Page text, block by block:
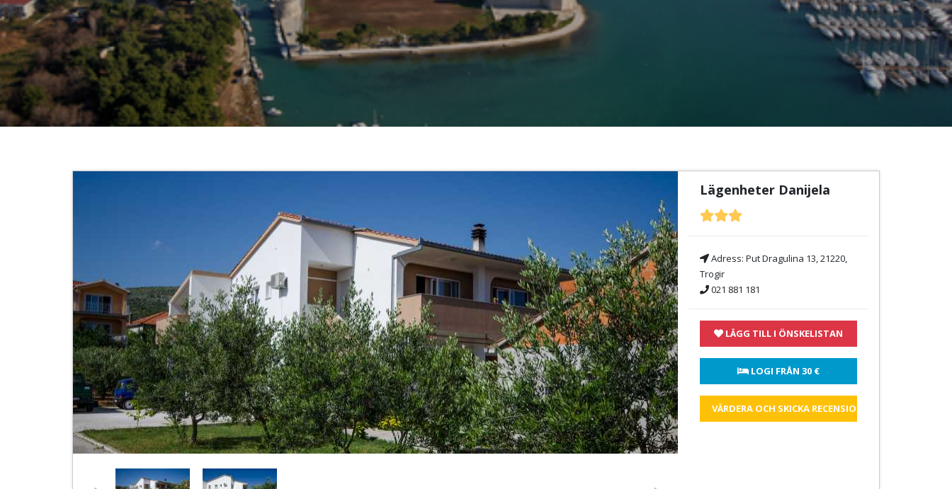
Lägenheter Danijela
Adress: Put Dragulina 13, 21220,
Trogir
021 881 181
LÄGG TILL I ÖNSKELISTAN
LOGI FRÅN 30 €
VÄRDERA OCH SKICKA RECENSIONEN